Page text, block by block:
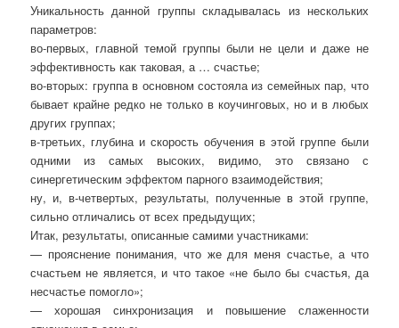
Уникальность данной группы складывалась из нескольких
параметров:
во-первых, главной темой группы были не цели и даже не
эффективность как таковая, а … счастье;
во-вторых: группа в основном состояла из семейных пар, что
бывает крайне редко не только в коучинговых, но и в любых
других группах;
в-третьих, глубина и скорость обучения в этой группе были
одними из самых высоких, видимо, это связано с
синергетическим эффектом парного взаимодействия;
ну, и, в-четвертых, результаты, полученные в этой группе,
сильно отличались от всех предыдущих;
Итак, результаты, описанные самими участниками:
— прояснение понимания, что же для меня счастье, а что
счастьем не является, и что такое «не было бы счастья, да
несчастье помогло»;
— хорошая синхронизация и повышение слаженности